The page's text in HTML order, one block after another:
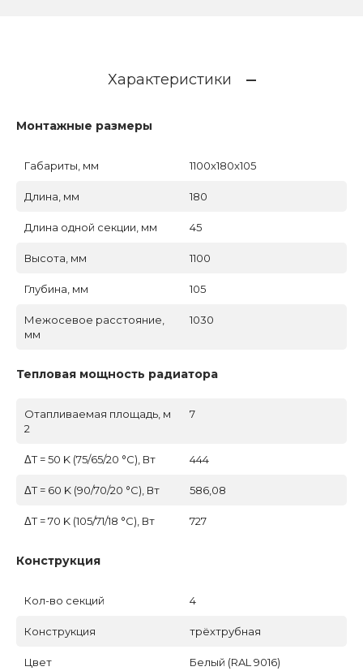
Характеристики
Монтажные размеры
Габариты, мм 1100x180x105
Длина, мм 180
Длина одной секции, мм 45
Высота, мм 1100
Глубина, мм 105
Межосевое расстояние,
мм
1030
Тепловая мощность радиатора
Отапливаемая площадь, м
2
7
ΔT = 50 K (75/65/20 °C), Вт 444
ΔT = 60 K (90/70/20 °C), Вт 586,08
ΔT = 70 K (105/71/18 °C), Вт 727
Конструкция
Кол-во секций 4
Конструкция трёхтрубная
Цвет Белый (RAL 9016)